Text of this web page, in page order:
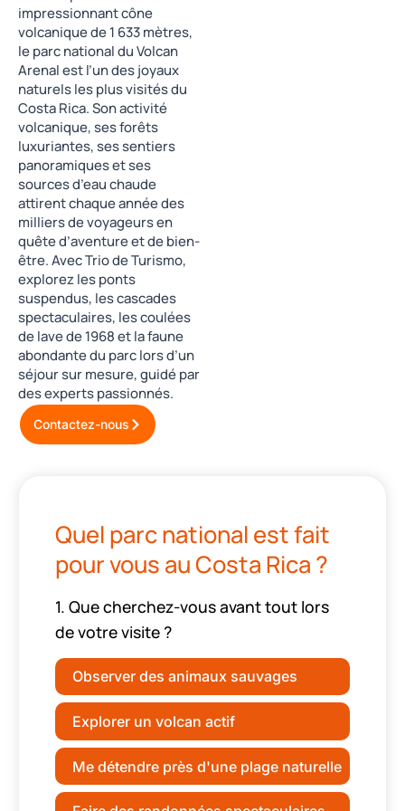
impressionnant cône
volcanique de 1 633 mètres,
le parc national du Volcan
Arenal est l’un des joyaux
naturels les plus visités du
Costa Rica. Son activité
volcanique, ses forêts
luxuriantes, ses sentiers
panoramiques et ses
sources d’eau chaude
attirent chaque année des
milliers de voyageurs en
quête d’aventure et de bien-
être. Avec Trio de Turismo,
explorez les ponts
suspendus, les cascades
spectaculaires, les coulées
de lave de 1968 et la faune
abondante du parc lors d’un
séjour sur mesure, guidé par
des experts passionnés.
Contactez-nous
Quel parc national est fait
pour vous au Costa Rica ?
1. Que cherchez-vous avant tout lors
de votre visite ?
Observer des animaux sauvages
Explorer un volcan actif
Me détendre près d'une plage naturelle